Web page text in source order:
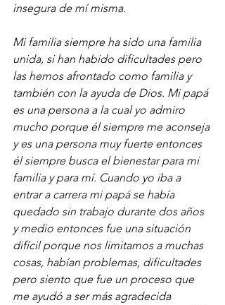
insegura de mí misma.
Mi familia siempre ha sido una familia
unida, si han habido dificultades pero
las hemos afrontado como familia y
también con la ayuda de Dios. Mi papá
es una persona a la cual yo admiro
mucho porque él siempre me aconseja
y es una persona muy fuerte entonces
él siempre busca el bienestar para mi
familia y para mí. Cuando yo iba a
entrar a carrera mi papá se había
quedado sin trabajo durante dos años
y medio entonces fue una situación
difícil porque nos limitamos a muchas
cosas, habían problemas, dificultades
pero siento que fue un proceso que
me ayudó a ser más agradecida